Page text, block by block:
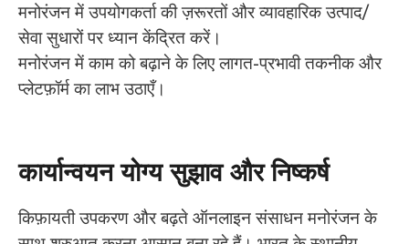
मनोरंजन में उपयोगकर्ता की ज़रूरतों और व्यावहारिक उत्पाद/
सेवा सुधारों पर ध्यान केंद्रित करें।
मनोरंजन में काम को बढ़ाने के लिए लागत-प्रभावी तकनीक और
प्लेटफ़ॉर्म का लाभ उठाएँ।
कार्यान्वयन योग्य सुझाव और निष्कर्ष
किफ़ायती उपकरण और बढ़ते ऑनलाइन संसाधन मनोरंजन के